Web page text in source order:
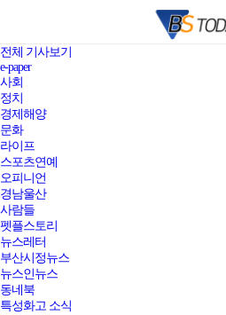
전체 기사보기
e-paper
사회
정치
경제해양
문화
라이프
스포츠연예
오피니언
경남울산
사람들
펫플스토리
뉴스레터
부산시정뉴스
뉴스인뉴스
동네북
특성화고 소식